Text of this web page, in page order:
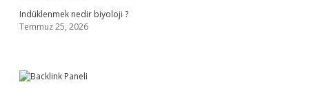
Indüklenmek nedir biyoloji ?
Temmuz 25, 2026